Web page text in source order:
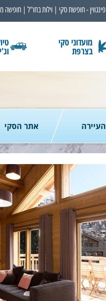
פינגווין - חופשת סקי | וילות בחו"ל |
מועדוני סקי
בצרפת
העיירה אתר הסקי